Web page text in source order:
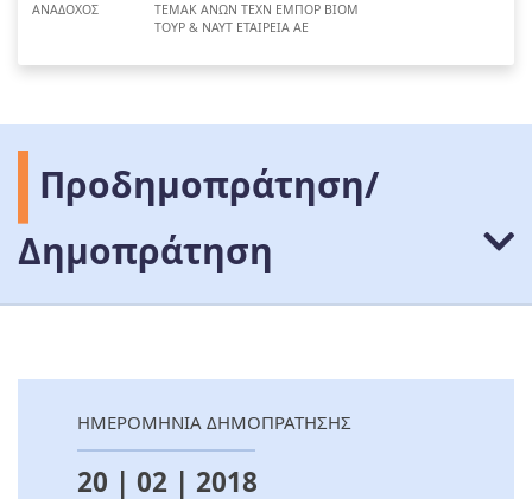
ΑΝΑΔΟΧΟΣ
ΤΕΜΑΚ ΑΝΩΝ ΤΕΧΝ ΕΜΠΟΡ ΒΙΟΜ
ΤΟΥΡ & ΝΑΥΤ ΕΤΑΙΡΕΙΑ ΑΕ
Προδημοπράτηση/
Δημοπράτηση
ΗΜΕΡΟΜΗΝΙΑ ΔΗΜΟΠΡΑΤΗΣΗΣ
20 | 02 | 2018